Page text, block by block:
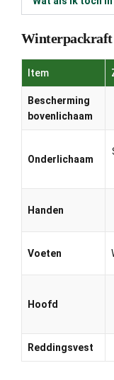
Winterpackraft
Item
Bescherming
bovenlichaam
Onderlichaam
Handen
Voeten
Hoofd
Reddingsvest